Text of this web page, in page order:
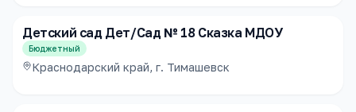
Детский сад Дет/Сад № 18 Сказка МДОУ
Бюджетный
Краснодарский край, г. Тимашевск